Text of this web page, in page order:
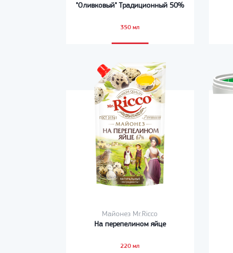
"Оливковый" Традиционный 50%
350 мл
Майонез Mr.Ricco
На перепелином яйце
220 мл